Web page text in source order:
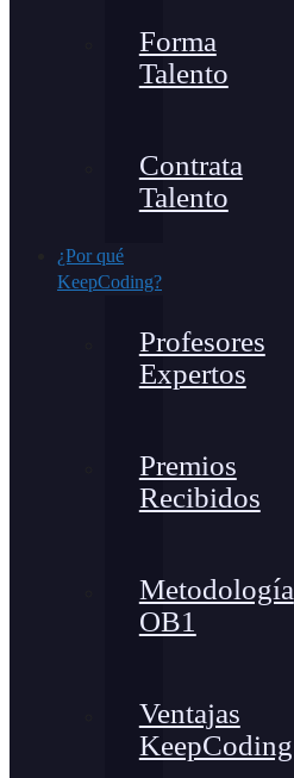
Forma
Talento
Contrata
Talento
¿Por qué
KeepCoding?
Profesores
Expertos
Premios
Recibidos
Metodología
OB1
Ventajas
KeepCoding